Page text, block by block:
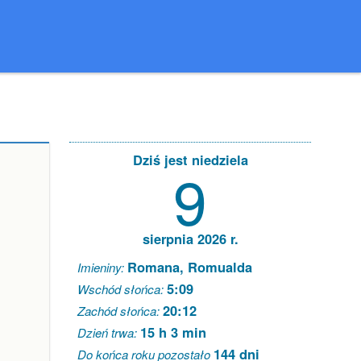
Dziś jest niedziela
9
sierpnia 2026 r.
Imieniny: Romana, Romualda
Wschód słońca:5:09
Zachód słońca:20:12
Dzień trwa: 15 h 3 min
Do końca roku pozostało 144 dni